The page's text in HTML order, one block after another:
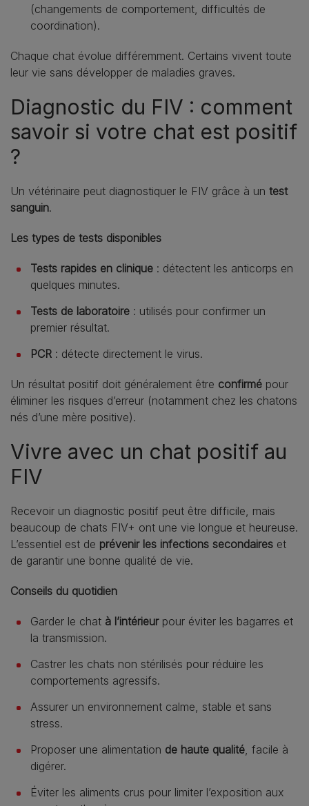
(changements de comportement, difficultés de
coordination).
Chaque chat évolue différemment. Certains vivent toute
leur vie sans développer de maladies graves.
Diagnostic du FIV : comment
savoir si votre chat est positif
?
Un vétérinaire peut diagnostiquer le FIV grâce à un test
sanguin.
Les types de tests disponibles
Tests rapides en clinique : détectent les anticorps en
quelques minutes.
Tests de laboratoire : utilisés pour confirmer un
premier résultat.
PCR : détecte directement le virus.
Un résultat positif doit généralement être confirmé pour
éliminer les risques d’erreur (notamment chez les chatons
nés d’une mère positive).
Vivre avec un chat positif au
FIV
Recevoir un diagnostic positif peut être difficile, mais
beaucoup de chats FIV+ ont une vie longue et heureuse.
L’essentiel est de prévenir les infections secondaires et
de garantir une bonne qualité de vie.
Conseils du quotidien
Garder le chat à l’intérieurpour éviter les bagarres et
la transmission.
Castrer les chats non stérilisés pour réduire les
comportements agressifs.
Assurer un environnement calme, stable et sans
stress.
Proposer une alimentation de haute qualité , facile à
digérer.
Éviter les aliments crus pour limiter l’exposition aux